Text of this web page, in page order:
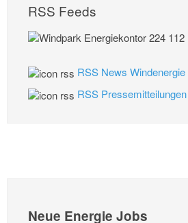
RSS Feeds
RSS News Windenergie
RSS Pressemitteilungen
Neue Energie Jobs